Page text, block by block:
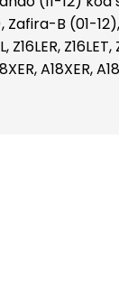
Zafira-B (01-
Z16LET,
A18XER,